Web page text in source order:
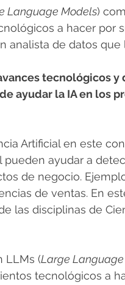
Language Models)
a hacer por
analista de datos que
tecnológicos y
ayudar la IA en los
Artificial en este
pueden ayudar a
de negocio.
de ventas. En
las disciplinas de
LLMs (Large
tecnológicos a